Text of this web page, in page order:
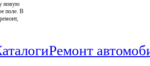
новую
поле. В
Ремонт